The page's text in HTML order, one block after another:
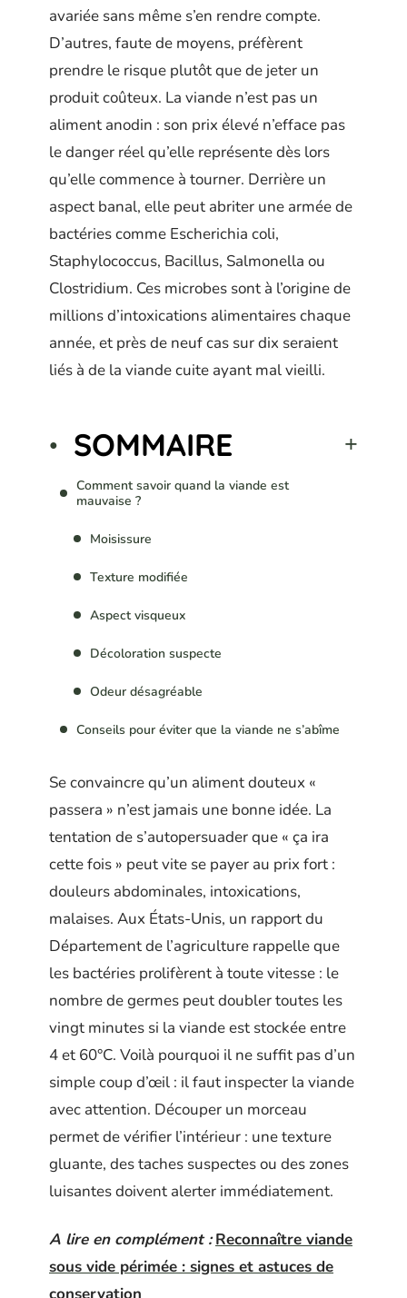
avariée sans même s’en rendre compte.
D’autres, faute de moyens, préfèrent
prendre le risque plutôt que de jeter un
produit coûteux. La viande n’est pas un
aliment anodin : son prix élevé n’efface pas
le danger réel qu’elle représente dès lors
qu’elle commence à tourner. Derrière un
aspect banal, elle peut abriter une armée de
bactéries comme Escherichia coli,
Staphylococcus, Bacillus, Salmonella ou
Clostridium. Ces microbes sont à l’origine de
millions d’intoxications alimentaires chaque
année, et près de neuf cas sur dix seraient
liés à de la viande cuite ayant mal vieilli.
SOMMAIRE
Comment savoir quand la viande est
mauvaise ?
Moisissure
Texture modifiée
Aspect visqueux
Décoloration suspecte
Odeur désagréable
Conseils pour éviter que la viande ne s’abîme
Se convaincre qu’un aliment douteux «
passera » n’est jamais une bonne idée. La
tentation de s’autopersuader que « ça ira
cette fois » peut vite se payer au prix fort :
douleurs abdominales, intoxications,
malaises. Aux États-Unis, un rapport du
Département de l’agriculture rappelle que
les bactéries prolifèrent à toute vitesse : le
nombre de germes peut doubler toutes les
vingt minutes si la viande est stockée entre
4 et 60°C. Voilà pourquoi il ne suffit pas d’un
simple coup d’œil : il faut inspecter la viande
avec attention. Découper un morceau
permet de vérifier l’intérieur : une texture
gluante, des taches suspectes ou des zones
luisantes doivent alerter immédiatement.
A lire en complément : Reconnaître viande
sous vide périmée : signes et astuces de
conservation